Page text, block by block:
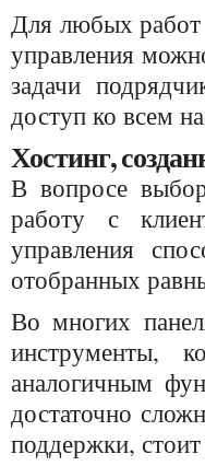
Для любых
управления
задачи
доступ ко всем
Хостинг,
В вопросе
работу с
управления
отобранных
Во многих
инструменты,
аналогичным
достаточно
поддержки,